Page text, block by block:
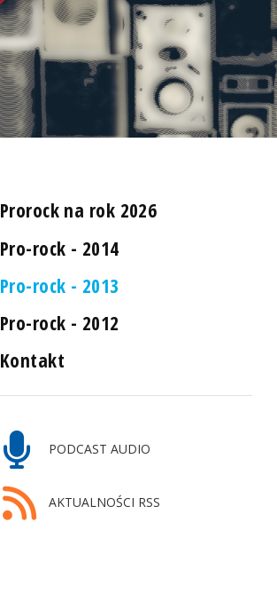
Prorock na rok 2026
Pro-rock - 2014
Pro-rock - 2013
Pro-rock - 2012
Kontakt
PODCAST AUDIO
AKTUALNOŚCI RSS